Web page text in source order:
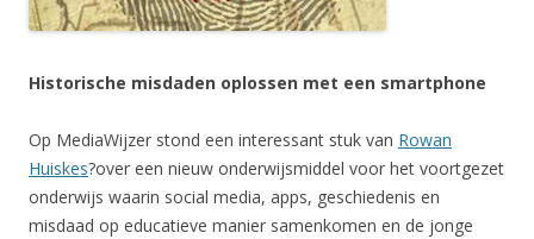
Historische misdaden oplossen met een smartphone
Op MediaWijzer stond een interessant stuk van Rowan
Huiskes?over een nieuw onderwijsmiddel voor het voortgezet
onderwijs waarin social media, apps, geschiedenis en
misdaad op educatieve manier samenkomen en de jonge